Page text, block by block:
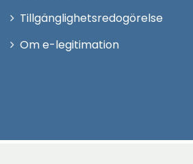
Tillgänglighetsredogörelse
Om e-legitimation